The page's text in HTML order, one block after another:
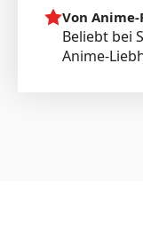
Von Anime-
Beliebt bei
Anime-